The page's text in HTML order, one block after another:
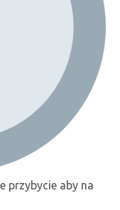
przybycie aby na